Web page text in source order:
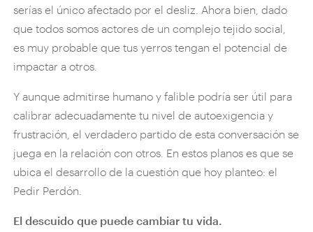
serías el único afectado por el desliz. Ahora bien, dado
que todos somos actores de un complejo tejido social,
es muy probable que tus yerros tengan el potencial de
impactar a otros.
Y aunque admitirse humano y falible podría ser útil para
calibrar adecuadamente tu nivel de autoexigencia y
frustración, el verdadero partido de esta conversación se
juega en la relación con otros. En estos planos es que se
ubica el desarrollo de la cuestión que hoy planteo: el
Pedir Perdón.
El descuido que puede cambiar tu vida.